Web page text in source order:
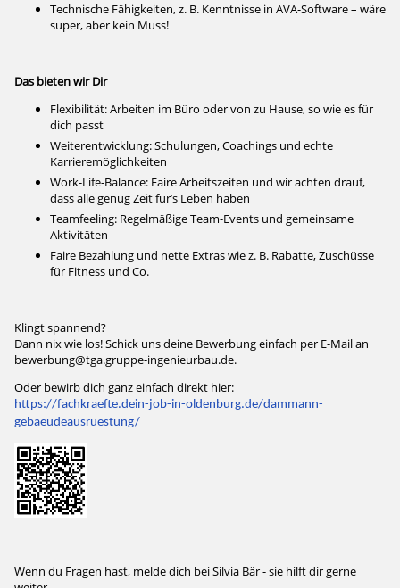
Technische Fähigkeiten, z. B. Kenntnisse in AVA-Software – wäre
super, aber kein Muss!
Das bieten wir Dir
Flexibilität: Arbeiten im Büro oder von zu Hause, so wie es für
dich passt
Weiterentwicklung: Schulungen, Coachings und echte
Karrieremöglichkeiten
Work-Life-Balance: Faire Arbeitszeiten und wir achten drauf,
dass alle genug Zeit für’s Leben haben
Teamfeeling: Regelmäßige Team-Events und gemeinsame
Aktivitäten
Faire Bezahlung und nette Extras wie z. B. Rabatte, Zuschüsse
für Fitness und Co.
Klingt spannend?
Dann nix wie los! Schick uns deine Bewerbung einfach per E-Mail an
bewerbung@tga.gruppe-ingenieurbau.de.
Oder bewirb dich ganz einfach direkt hier:
https://fachkraefte.dein-job-in-oldenburg.de/dammann-
gebaeudeausruestung/
Wenn du Fragen hast, melde dich bei Silvia Bär - sie hilft dir gerne